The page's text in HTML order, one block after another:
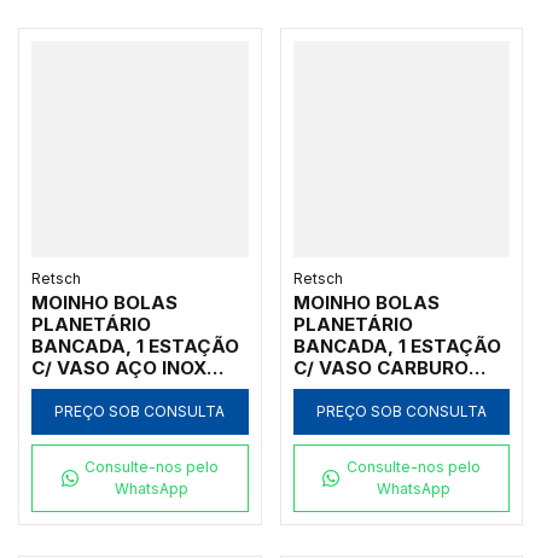
Retsch
MOINHO BOLAS
PLANETÁRIO
BANCADA, 1 ESTAÇÃO
C/ VASO AÇO INOX
80ML, INICIAL
<100MM, FINAL <1UM
PREÇO SOB CONSULTA
Consulte-nos pelo
WhatsApp
Retsch
MOINHO BOLAS
PLANETÁRIO
BANCADA, 1 ESTAÇÃO
C/ VASO CARBURO
TUNGSTÊNIO 125ML,
INICIAL <100MM, FINAL
<1UM
PREÇO SOB CONSULTA
Consulte-nos pelo
WhatsApp